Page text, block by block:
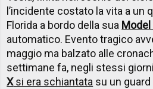
l’incidente costato la vita a un
Florida a bordo della sua Model
automatico. Evento tragico
maggio ma balzato alle
settimane fa, negli stessi
Xsi era schiantata su un guard